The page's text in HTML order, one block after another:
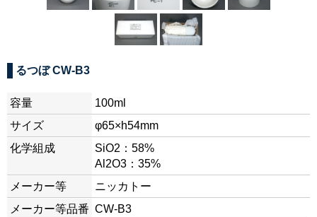
るつぼ CW-B3
容量
100ml
サイズ
φ65×h54mm
化学組成
SiO2：58%
Al2O3：35%
メーカー等
ニッカトー
メーカー等品番 CW-B3